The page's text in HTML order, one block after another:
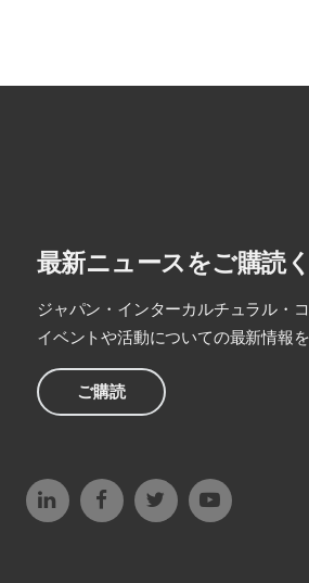
最新ニュースをご購読
ジャパン・インターカルチュラル・
イベントや活動についての最新情報
ご購読